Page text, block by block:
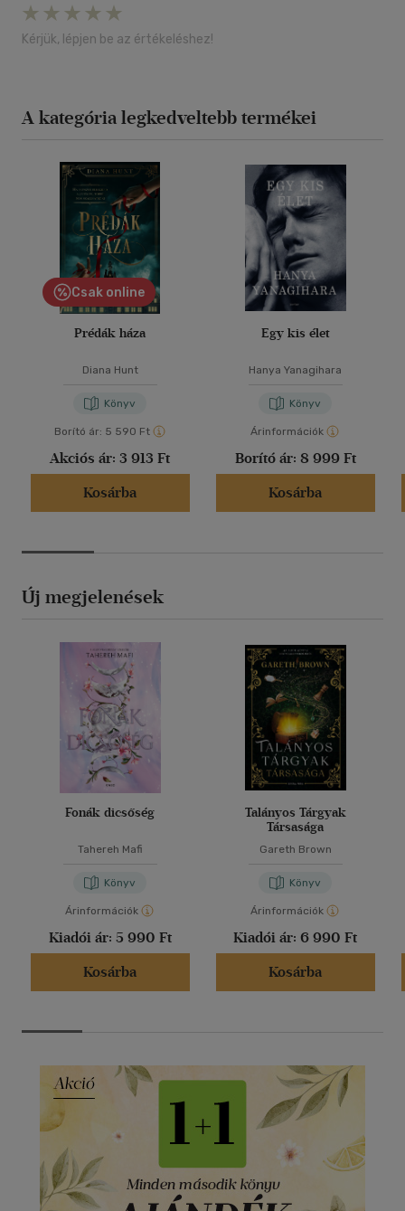
Kérjük, lépjen be az értékeléshez!
A kategória legkedveltebb termékei
Csak online
Prédák háza
Diana Hunt
Könyv
Borító ár: 5 590 Ft
Akciós ár: 3 913 Ft
Kosárba
Egy kis élet
Hanya Yanagihara
Könyv
Árinformációk
Borító ár: 8 999 Ft
Kosárba
Új megjelenések
Fonák dicsőség
Tahereh Mafi
Könyv
Árinformációk
Kiadói ár: 5 990 Ft
Kosárba
Talányos Tárgyak
Társasága
Gareth Brown
Könyv
Árinformációk
Kiadói ár: 6 990 Ft
Kosárba